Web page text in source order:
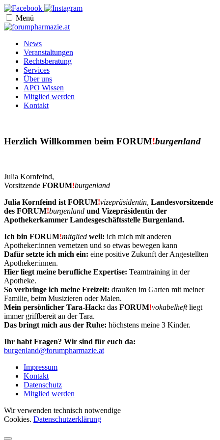
Menü
News
Veranstaltungen
Rechtsberatung
Services
Über uns
APO Wissen
Mitglied werden
Kontakt
Herzlich Willkommen beim FORUM!burgenland
Julia Kornfeind,
Vorsitzende FORUM!burgenland
Julia Kornfeind istFORUM!vizepräsidentin, Landesvorsitzende
des FORUM!burgenland und Vizepräsidentin der
Apothekerkammer Landesgeschäftsstelle Burgenland.
Ich bin FORUM!mitglied weil: ich mich mit anderen
Apotheker:innen vernetzen und so etwas bewegen kann
Dafür setzte ich mich ein: eine positive Zukunft der Angestellten
Apotheker:innen.
Hier liegt meine berufliche Expertise: Teamtraining in der
Apotheke.
So verbringe ich meine Freizeit: draußen im Garten mit meiner
Familie, beim Musizieren oder Malen.
Mein persönlicher Tara-Hack: das FORUM!vokabelheftliegt
immer griffbereit an der Tara.
Das bringt mich aus der Ruhe: höchstens meine 3 Kinder.
Ihr habt Fragen? Wir sind für euch da:
burgenland@forumpharmazie.at
Impressum
Kontakt
Datenschutz
Mitglied werden
Wir verwenden technisch notwendige
Cookies. Datenschutzerklärung